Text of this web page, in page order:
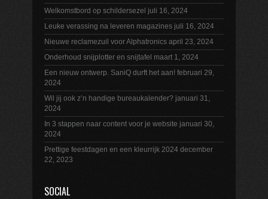
Welkomstbord op schildersezel juli 16, 2024
Leuke verassing na leveren magazines juli 16, 2024
Nieuwe reclamezuil voor Alphatronics april 23, 2024
Onderhoud snijplotter en snijtafel maart 1, 2024
Een nieuw ontwerp. SaniQ durft het aan! februari 29,
2024
Wil jij ook z’n handige bureaukalender? januari 31,
2024
In 3 stappen naar content voor je website januari 30,
2024
Prettige feestdagen en een kleurrijk 2024 december
22, 2023
SOCIAL